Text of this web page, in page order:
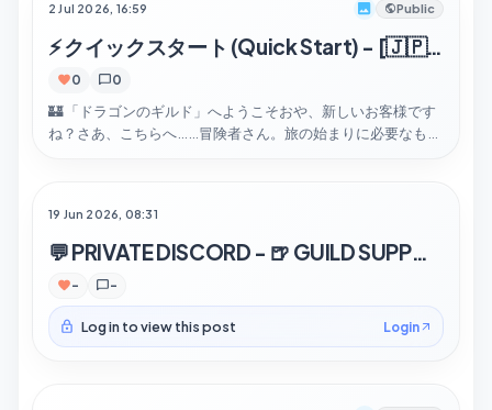
最佳途径！此外，它们还包含独家奖励 🏅▸ 📦...
2 Jul 2026, 16:59 Public
⚡ クイックスタート (Quick Start) - [🇯🇵 JP]
0 0
🏰 「ドラゴンのギルド」へようこそおや、新しいお客様です
ね？さあ、こちらへ……冒険者さん。旅の始まりに必要なもの
新情報をチェック！🌏 その他の言語: [CN 🇨🇳] - [🇺🇸 EN]🐉
バンドル...
19 Jun 2026, 08:31
💬 PRIVATE DISCORD - 🍺 GUILD SUPPORTER
- -
Log in to view this post Login